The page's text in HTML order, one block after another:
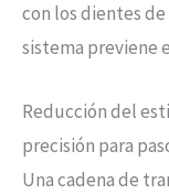
con los dientes de
sistema previene
Reducción del
precisión para
Una cadena de